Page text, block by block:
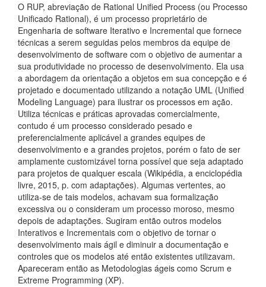
O RUP, abreviação de Rational Unified Process (ou Processo
Unificado Rational), é um processo proprietário de
Engenharia de software Iterativo e Incremental que fornece
técnicas a serem seguidas pelos membros da equipe de
desenvolvimento de software com o objetivo de aumentar a
sua produtividade no processo de desenvolvimento. Ela usa
a abordagem da orientação a objetos em sua concepção e é
projetado e documentado utilizando a notação UML (Unified
Modeling Language) para ilustrar os processos em ação.
Utiliza técnicas e práticas aprovadas comercialmente,
contudo é um processo considerado pesado e
preferencialmente aplicável a grandes equipes de
desenvolvimento e a grandes projetos, porém o fato de ser
amplamente customizável torna possível que seja adaptado
para projetos de qualquer escala (Wikipédia, a enciclopédia
livre, 2015, p. com adaptações). Algumas vertentes, ao
utiliza-se de tais modelos, achavam sua formalização
excessiva ou o consideram um processo moroso, mesmo
depois de adaptações. Sugiram então outros modelos
Interativos e Incrementais com o objetivo de tornar o
desenvolvimento mais ágil e diminuir a documentação e
controles que os modelos até então existentes utilizavam.
Apareceram então as Metodologias ágeis como Scrum e
Extreme Programming (XP).